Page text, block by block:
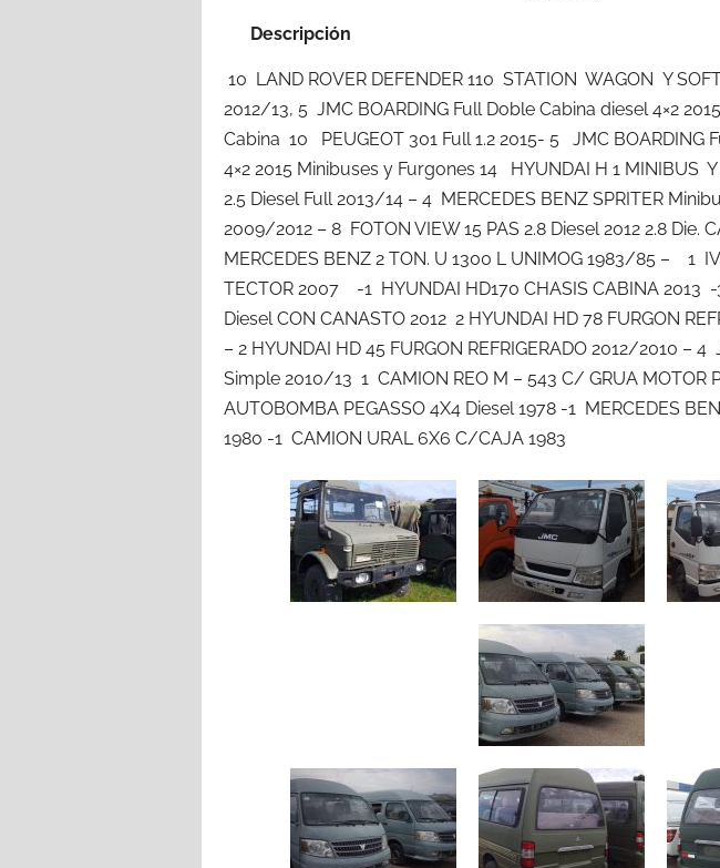
10 LAND ROVER DEFENDER 110 STATION WAGON Y
2012/13, 5 JMC BOARDING Full Doble Cabina diesel 4×2
Cabina 10 PEUGEOT 301 Full 1.2 2015- 5 JMC BOARDING
4×2 2015 Minibuses y Furgones 14 HYUNDAI H 1 MINIBUS
2.5 Diesel Full 2013/14 – 4 MERCEDES BENZ SPRITER
2009/2012 – 8 FOTON VIEW 15 PAS 2.8 Diesel 2012 2.8 Die.
MERCEDES BENZ 2 TON. U 1300 L UNIMOG 1983/85 – 1
TECTOR 2007 -1 HYUNDAI HD170 CHASIS CABINA 2013
Diesel CON CANASTO 2012 2 HYUNDAI HD 78 FURGON
– 2 HYUNDAI HD 45 FURGON REFRIGERADO 2012/2010 –
Simple 2010/13 1 CAMION REO M – 543 C/ GRUA MOTOR
AUTOBOMBA PEGASSO 4X4 Diesel 1978 -1 MERCEDES
1980 -1 CAMION URAL 6X6 C/CAJA 1983